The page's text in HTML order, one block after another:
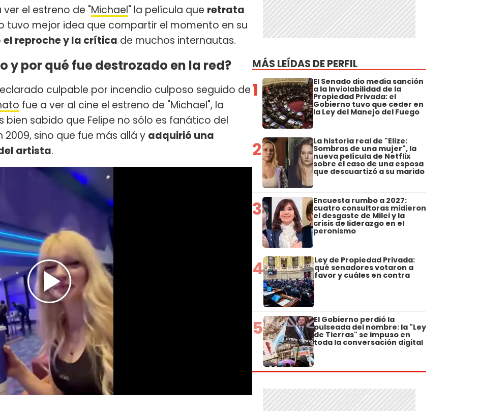
ver el estreno de "Michael" la película que retrata
tuvo mejor idea que compartir el momento en su
el reproche y la crítica de muchos internautas.
y por qué fue destrozado en la red?
culpable por incendio culposo seguido de
fue a ver al cine el estreno de "Michael", la
bien sabido que Felipe no sólo es fanático del
sino que fue más allá y adquirió una
artista.
MÁS LEÍDAS DE PERFIL
1 El Senado dio media sanción
a la Inviolabilidad de la
Propiedad Privada: el
Gobierno tuvo que ceder en
la Ley del Manejo del Fuego
2 La historia real de "Elize:
Sombras de una mujer", la
nueva película de Netflix
sobre el caso de una esposa
que descuartizó a su marido
3 Encuesta rumbo a 2027:
cuatro consultoras midieron
el desgaste de Milei y la
crisis de liderazgo en el
peronismo
4 Ley de Propiedad Privada:
qué senadores votaron a
favor y cuáles en contra
5 El Gobierno perdió la
pulseada del nombre: la "Ley
de Tierras" se impuso en
toda la conversación digital